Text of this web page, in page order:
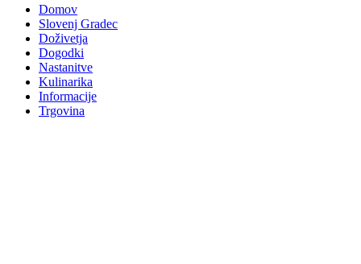
Domov
Slovenj Gradec
Doživetja
Dogodki
Nastanitve
Kulinarika
Informacije
Trgovina